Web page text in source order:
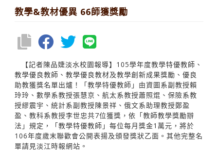
教學&教材優異 66師獲獎勵
【記者陳品婕淡水校園報導】105學年度教學特優教師、
教學優良教師、教學優良教材及教學創新成果獎勵、優良
助教獲獎名單出爐！「教學特優教師」由資圖系副教授賴
玲玲、數學系教授張慧京、航太系教授蕭照焜、保險系教
授繆震宇、統計系副教授陳景祥、俄文系助理教授鄭盈
盈、教科系教授李世忠共7位獲獎，依「教師教學獎勵辦
法」規定，「教學特優教師」每位每月獎金1萬元，將於
106年度歲末聯歡會公開表揚及頒發獎狀乙面。其他完整名
單請見淡江時報網站。